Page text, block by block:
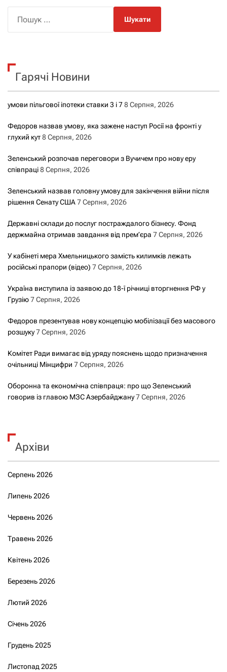
к
Гарячі Новини
умови пільгової іпотеки ставки 3 і 78 Серпня, 2026
Федоров назвав умову, яка зажене наступ Росії на фронті у
глухий кут8 Серпня, 2026
Зеленський розпочав переговори з Вучичем про нову еру
співпраці8 Серпня, 2026
Зеленський назвав головну умову для закінчення війни після
рішення Сенату США7 Серпня, 2026
Державні склади до послуг постраждалого бізнесу. Фонд
держмайна отримав завдання від прем’єра 7 Серпня, 2026
У кабінеті мера Хмельницького замість килимків лежать
російські прапори (відео) 7 Серпня, 2026
Україна виступила із заявою до 18-ї річниці вторгнення РФ у
Грузію7 Серпня, 2026
Федоров презентував нову концепцію мобілізації без масового
розшуку7 Серпня, 2026
Комітет Ради вимагає від уряду пояснень щодо призначення
очільниці Мінцифри 7 Серпня, 2026
Оборонна та економічна співпраця: про що Зеленський
говорив із главою МЗС Азербайджану7 Серпня, 2026
Архіви
Серпень 2026
Липень 2026
Червень 2026
Травень 2026
Квітень 2026
Березень 2026
Лютий 2026
Січень 2026
Грудень 2025
Листопад 2025